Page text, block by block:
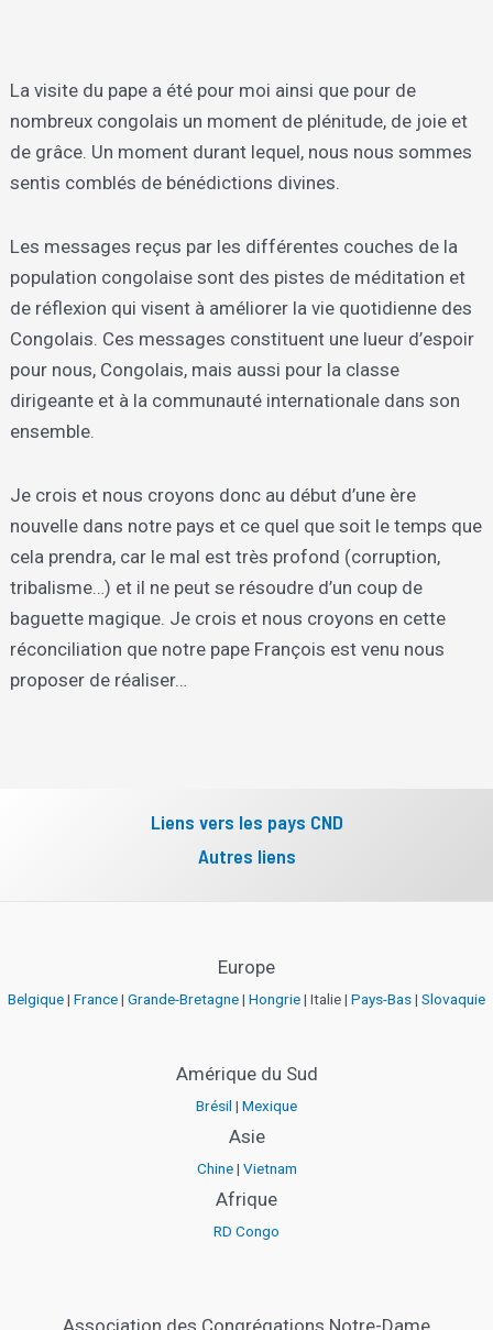
La visite du pape a été pour moi ainsi que pour de
nombreux congolais un moment de plénitude, de joie et
de grâce. Un moment durant lequel, nous nous sommes
sentis comblés de bénédictions divines.
Les messages reçus par les différentes couches de la
population congolaise sont des pistes de méditation et
de réflexion qui visent à améliorer la vie quotidienne des
Congolais. Ces messages constituent une lueur d’espoir
pour nous, Congolais, mais aussi pour la classe
dirigeante et à la communauté internationale dans son
ensemble.
Je crois et nous croyons donc au début d’une ère
nouvelle dans notre pays et ce quel que soit le temps que
cela prendra, car le mal est très profond (corruption,
tribalisme…) et il ne peut se résoudre d’un coup de
baguette magique. Je crois et nous croyons en cette
réconciliation que notre pape François est venu nous
proposer de réaliser…
Liens vers les pays CND
Autres liens
Europe
Belgique| France| Grande-Bretagne| Hongrie| Italie | Pays-Bas| Slovaquie
Amérique du Sud
Brésil | Mexique
Asie
Chine| Vietnam
Afrique
RD Congo
Association des Congrégations Notre-Dame